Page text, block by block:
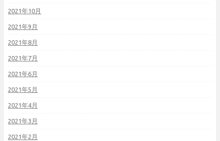
2021年10月
2021年9月
2021年8月
2021年7月
2021年6月
2021年5月
2021年4月
2021年3月
2021年2月